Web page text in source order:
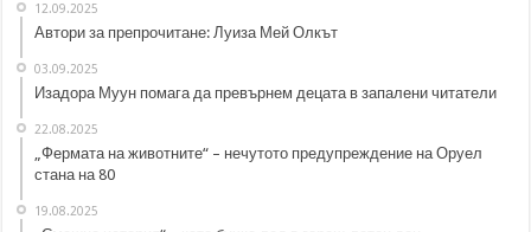
12.09.2025
Автори за препрочитане: Луиза Мей Олкът
03.09.2025
Изадора Муун помага да превърнем децата в запалени читатели
22.08.2025
„Фермата на животните“ – нечутото предупреждение на Оруел
стана на 80
19.08.2025